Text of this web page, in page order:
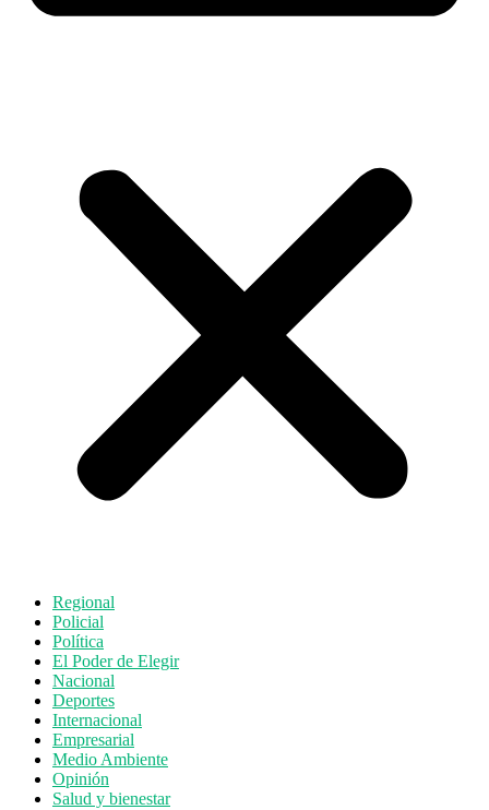
Regional
Policial
Política
El Poder de Elegir
Nacional
Deportes
Internacional
Empresarial
Medio Ambiente
Opinión
Salud y bienestar